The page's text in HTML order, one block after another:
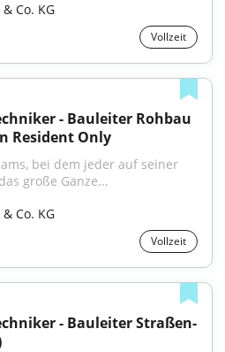
Co. KG
Vollzeit
- Bauleiter Rohbau
Resident Only
bei dem jeder auf seiner
große Ganze...
Co. KG
Vollzeit
- Bauleiter Straßen-